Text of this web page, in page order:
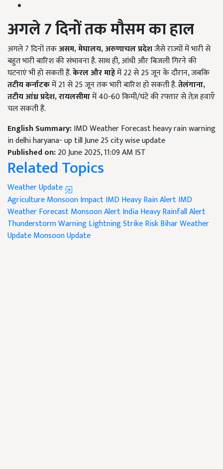
अगले 7दिनों तक मौसम का हाल
अगले 7 दिनों तकअसम,मेघालय,अरुणाचल प्रदेशजैसे राज्यों में भारी से
बहुत भारी बारिश की संभावना है. साथ ही, आंधी और बिजली गिरने की
घटनाएं भी हो सकती हैं.केरल और माहेमें 22 से 25 जून के दौरान, जबकि
तटीय कर्नाटकमें 21 से 25 जून तक भारी बारिश हो सकती है.तेलंगाना,
तटीय आंध्र प्रदेश,रायलसीमामें 40-60 किमी/घंटे की रफ्तार से तेज़ हवाएँ
चल सकती हैं.
English Summary:IMD Weather Forecast heavy rain warning
in delhi haryana- up till June 25 city wise update
Published on:20 June 2025, 11:09 AM IST
Related Topics
Weather Update
Agriculture Monsoon ImpactIMD Heavy Rain AlertIMD
Weather ForecastMonsoon Alert IndiaHeavy Rainfall Alert
Thunderstorm WarningLightning Strike RiskBihar Weather
UpdateMonsoon Update